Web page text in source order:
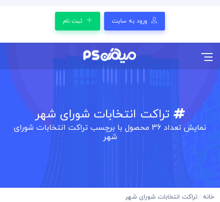
ورود به سایت ثبت نام
تراکت انتخابات شورای شهر
نمایش تعداد 36 محصول با برچسب تراکت انتخابات شورای
شهر
خانه تراکت انتخابات شورای شهر